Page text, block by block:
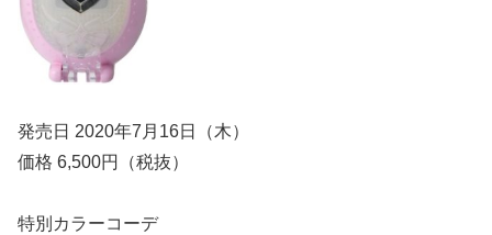
発売日 2020年7月16日（木）
価格 6,500円（税抜）
特別カラーコーデ